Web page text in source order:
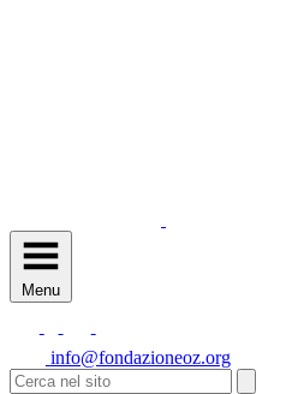
Menu
info@fondazioneoz.org